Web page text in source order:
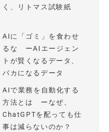
く、リトマス試験紙
AIに「ゴミ」を食わせ
るな ーAIエージェン
トが賢くなるデータ、
バカになるデータ
AIで業務を自動化する
方法とは ーなぜ、
ChatGPTを配っても仕
事は減らないのか？